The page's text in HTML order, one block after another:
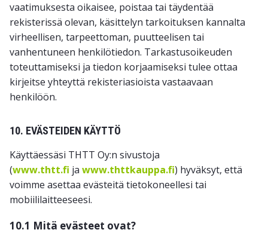
vaatimuksesta oikaisee, poistaa tai täydentää
rekisterissä olevan, käsittelyn tarkoituksen kannalta
virheellisen, tarpeettoman, puutteelisen tai
vanhentuneen henkilötiedon. Tarkastusoikeuden
toteuttamiseksi ja tiedon korjaamiseksi tulee ottaa
kirjeitse yhteyttä rekisteriasioista vastaavaan
henkilöön.
10. EVÄSTEIDEN KÄYTTÖ
Käyttäessäsi THTT Oy:n sivustoja
(www.thtt.fi ja www.thttkauppa.fi) hyväksyt, että
voimme asettaa evästeitä tietokoneellesi tai
mobiililaitteeseesi.
10.1 Mitä evästeet ovat?